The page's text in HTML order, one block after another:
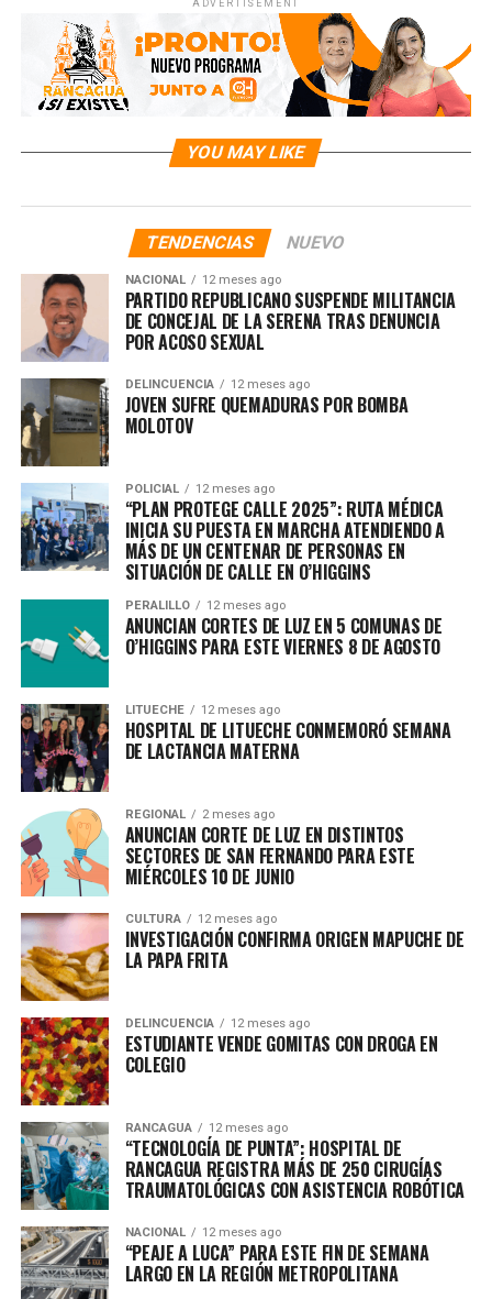
desplazamientos, la resolución de la Corte de
Apelaciones de Valparaíso dictó no constituye un delito,
ya que no posee una firma electrónica, por ende no se
trataría de un instrumento público.
ELECCIONES MUNICIPALES: MULTIGREMIAL NACIONAL
PRESENTA RECURSO DE PROTECCIÓN POR FERIADO
IRRENUNCIABLE
ADVERTISEMENT
YOU MAY LIKE
TENDENCIAS NUEVO
NACIONAL 12 meses ago
PARTIDO REPUBLICANO SUSPENDE MILITANCIA
DE CONCEJAL DE LA SERENA TRAS DENUNCIA
POR ACOSO SEXUAL
DELINCUENCIA 12 meses ago
JOVEN SUFRE QUEMADURAS POR BOMBA
MOLOTOV
POLICIAL 12 meses ago
“PLAN PROTEGE CALLE 2025”: RUTA MÉDICA
INICIA SU PUESTA EN MARCHA ATENDIENDO A
MÁS DE UN CENTENAR DE PERSONAS EN
SITUACIÓN DE CALLE EN O’HIGGINS
PERALILLO 12 meses ago
ANUNCIAN CORTES DE LUZ EN 5 COMUNAS DE
O’HIGGINS PARA ESTE VIERNES 8 DE AGOSTO
LITUECHE 12 meses ago
HOSPITAL DE LITUECHE CONMEMORÓ SEMANA
DE LACTANCIA MATERNA
REGIONAL 2 meses ago
ANUNCIAN CORTE DE LUZ EN DISTINTOS
SECTORES DE SAN FERNANDO PARA ESTE
MIÉRCOLES 10 DE JUNIO
CULTURA 12 meses ago
INVESTIGACIÓN CONFIRMA ORIGEN MAPUCHE DE
LA PAPA FRITA
DELINCUENCIA 12 meses ago
ESTUDIANTE VENDE GOMITAS CON DROGA EN
COLEGIO
RANCAGUA 12 meses ago
“TECNOLOGÍA DE PUNTA”: HOSPITAL DE
RANCAGUA REGISTRA MÁS DE 250 CIRUGÍAS
TRAUMATOLÓGICAS CON ASISTENCIA ROBÓTICA
NACIONAL 12 meses ago
“PEAJE A LUCA” PARA ESTE FIN DE SEMANA
LARGO EN LA REGIÓN METROPOLITANA